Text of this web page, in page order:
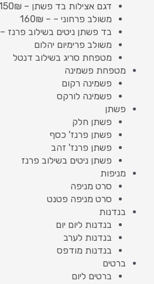
דגם אצילות בד פשתן – 150₪
משולב פרחוני – – 160₪
בד פשתן ניטים בשילוב פרנז – 100₪
משולב פרימיום יהלום
מטפחת סריג בשילוב דנטל
מטפחת פשמינה
פשמינה רקום
פשמינה לורקס
פשתן
פשתן חלק
פשתן פרנז' כסף
פשתן פרנז' זהב
פשתן ניטים בשילוב פרנז
מניפות
סרט מניפה
סרט מניפה פטנט
בנדנות
בנדנות ליום יום
בנדנות לערב
בנדנות מודפס
ברטים
ברטים ליום